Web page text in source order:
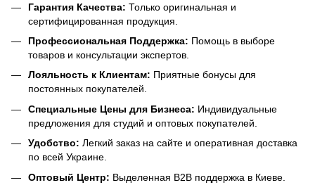
Гарантия Качества: Только оригинальная и
сертифицированная продукция.
Профессиональная Поддержка: Помощь в выборе
товаров и консультации экспертов.
Лояльность к Клиентам: Приятные бонусы для
постоянных покупателей.
Специальные Цены для Бизнеса: Индивидуальные
предложения для студий и оптовых покупателей.
Удобство: Легкий заказ на сайте и оперативная доставка
по всей Украине.
Оптовый Центр: Выделенная B2B поддержка в Киеве.